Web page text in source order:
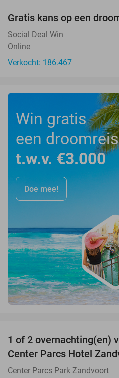
Gratis kans op een
Social Deal Win
Online
Verkocht: 186.467
Win gratis
een droomreis
t.w.v. €3.000
Doe mee!
1 of 2 overnachting(en)
Center Parcs Hotel
Center Parcs Park Zandvoort